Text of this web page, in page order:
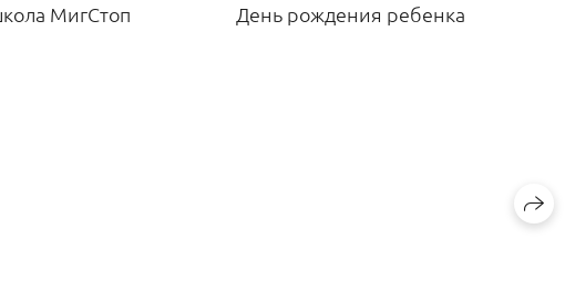
МигСтоп День рождения ребенка